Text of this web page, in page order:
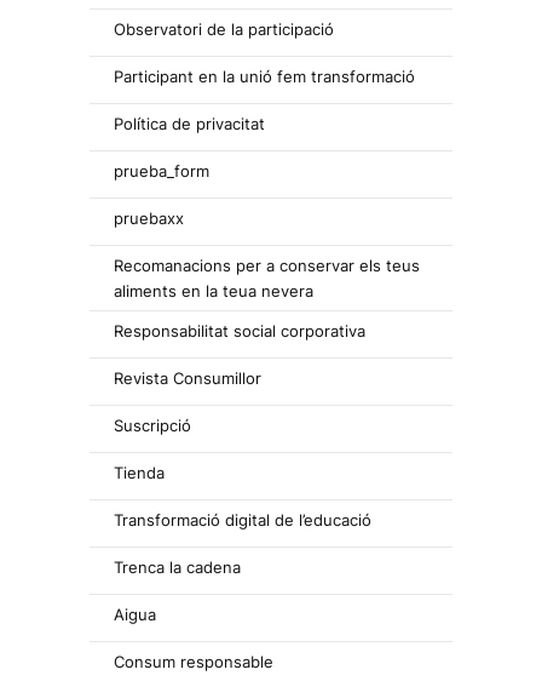
Observatori de la participació
Participant en la unió fem transformació
Política de privacitat
prueba_form
pruebaxx
Recomanacions per a conservar els teus
aliments en la teua nevera
Responsabilitat social corporativa
Revista Consumillor
Suscripció
Tienda
Transformació digital de l’educació
Trenca la cadena
Aigua
Consum responsable